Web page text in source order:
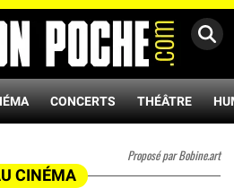
CONCERTS THÉÂTRE
Proposé par Bobine.art
CINÉMA